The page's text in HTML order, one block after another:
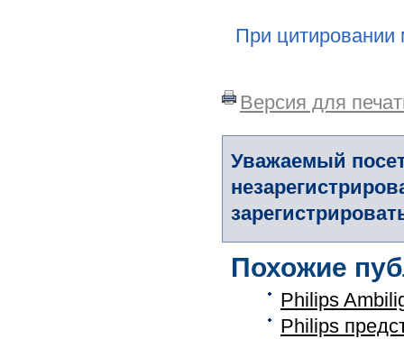
При цитировании
Версия для
Уважаемый
Похожие
Philips
Philips